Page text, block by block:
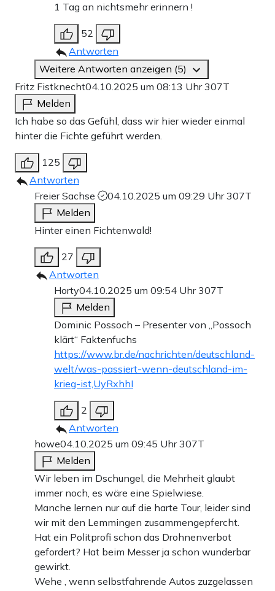
1 Tag an nichtsmehr erinnern !
52
Antworten
Weitere Antworten anzeigen (5)
Fritz Fistknecht04.10.2025 um 08:13 Uhr307T
Melden
Ich habe so das Gefühl, dass wir hier wieder einmal
hinter die Fichte geführt werden.
125
Antworten
Freier Sachse
04.10.2025 um 09:29 Uhr307T
Melden
Hinter einen Fichtenwald!
27
Antworten
Horty04.10.2025 um 09:54 Uhr307T
Melden
Dominic Possoch – Presenter von „Possoch
klärt“ Faktenfuchs
https://www.br.de/nachrichten/deutschland-
welt/was-passiert-wenn-deutschland-im-
krieg-ist,UyRxhhI
2
Antworten
howe04.10.2025 um 09:45 Uhr307T
Melden
Wir leben im Dschungel, die Mehrheit glaubt
immer noch, es wäre eine Spielwiese.
Manche lernen nur auf die harte Tour, leider sind
wir mit den Lemmingen zusammengepfercht.
Hat ein Politprofi schon das Drohnenverbot
gefordert? Hat beim Messer ja schon wunderbar
gewirkt.
Wehe , wenn selbstfahrende Autos zuzgelassen